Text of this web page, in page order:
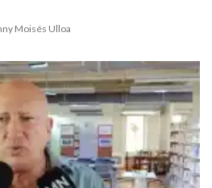
Moisés Ulloa